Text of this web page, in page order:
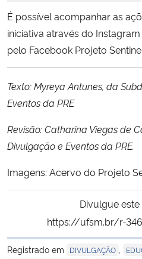
É possível acompanhar as
iniciativa através do
pelo Facebook Projeto
Texto: Myreya Antunes, da
Eventos da PRE
Revisão: Catharina Viegas de
Divulgação e Eventos da PRE.
Imagens: Acervo do Projeto
Divulgue
https://ufsm.br/r-
Registrado em
DIVULGAÇÃO